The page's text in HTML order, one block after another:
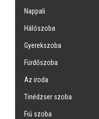
Nappali
Hálószoba
Gyerekszoba
Fürdőszoba
Az iroda
Tinédzser szoba
Fiú szoba